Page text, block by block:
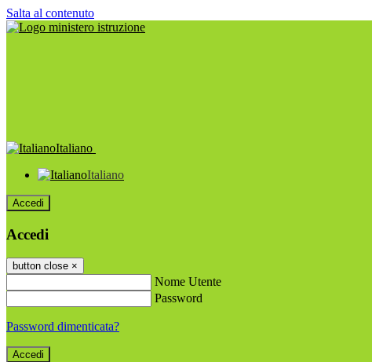
Salta al contenuto
Italiano
Italiano
Accedi
Accedi
button close ×
Nome Utente
Password
Password dimenticata?